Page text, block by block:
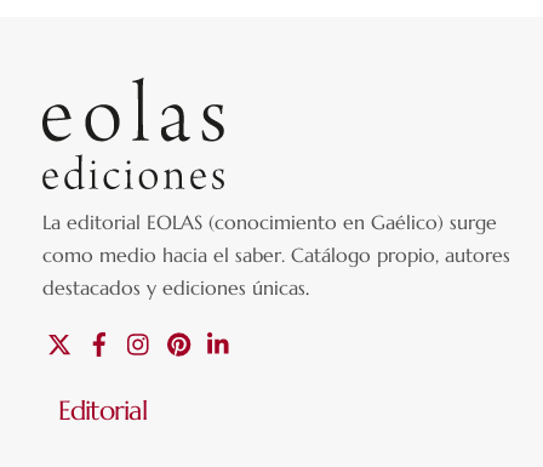
La editorial EOLAS (conocimiento en Gaélico) surge
como medio hacia el saber.Catálogo propio, autores
destacados y ediciones únicas.
FacebookInstagramPinterest
Editorial